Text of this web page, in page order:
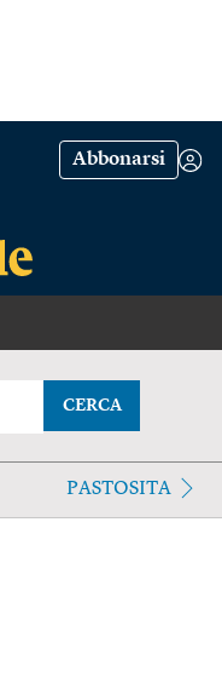
Abbonarsi
CERCA
PASTOSITA